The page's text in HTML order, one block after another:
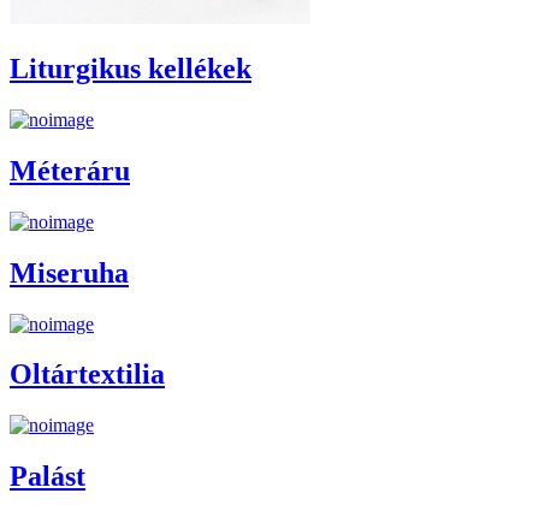
Liturgikus kellékek
Méteráru
Miseruha
Oltártextilia
Palást